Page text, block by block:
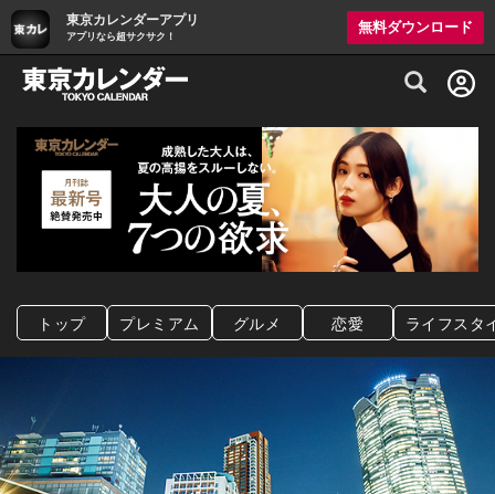
東京カレンダーアプリ
アプリなら超サクサク！
無料ダウンロード
グルメ情報・プレミアムレストラン予約
トップ プレミアム グルメ 恋愛 ライフスタ